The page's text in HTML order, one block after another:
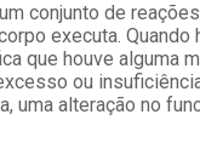
conjunto de
executa. Quando
que houve alguma
ou
uma alteração no